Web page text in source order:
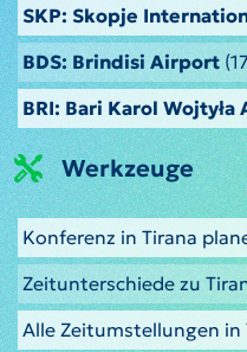
SKP: Skopje
BDS: Brindisi Airport
BRI: Bari Karol
Werkzeuge
Konferenz in Tirana
Zeitunterschiede zu
Alle Zeitumstellungen in